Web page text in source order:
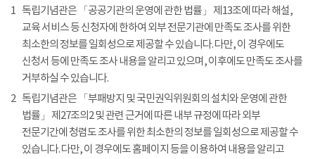
1 독립기념관은 「공공기관의 운영에 관한 법률」 제13조에 따라 해설,
교육 서비스 등 신청자에 한하여 외부 전문기관에 만족도 조사를 위한
최소한의 정보를 일회성으로 제공할 수 있습니다. 다만, 이 경우에도
신청서 등에 만족도 조사 내용을 알리고 있으며, 이후에도 만족도 조사를
거부하실 수 있습니다.
2 독립기념관은 「부패방지 및 국민권익위원회의 설치와 운영에 관한
법률」 제27조의2 및 관련 근거에 따른 내부 규정에 따라 외부
전문기간에 청렴도 조사를 위한 최소한의 정보를 일회성으로 제공할 수
있습니다. 다만, 이 경우에도 홈페이지 등을 이용하여 내용을 알리고